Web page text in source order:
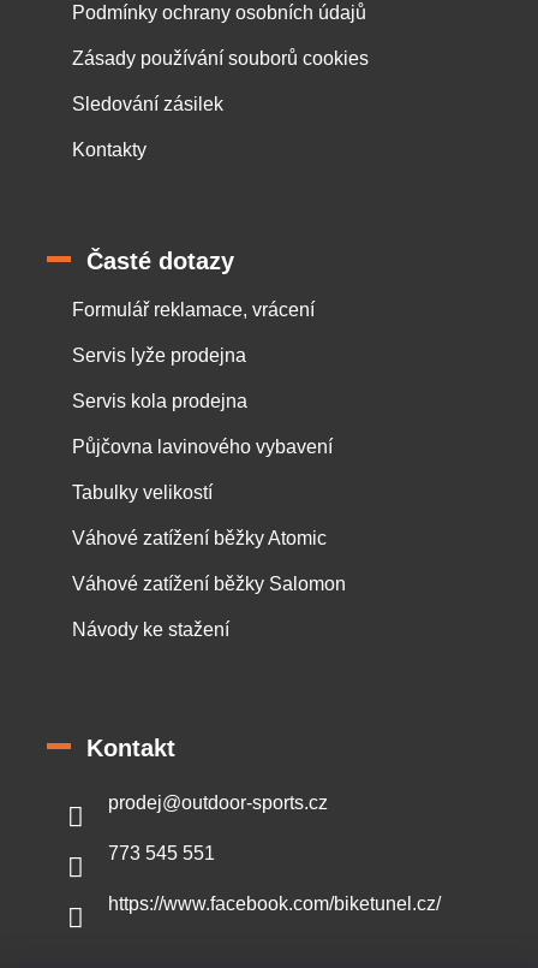
Podmínky ochrany osobních údajů
Zásady používání souborů cookies
Sledování zásilek
Kontakty
Časté dotazy
Formulář reklamace, vrácení
Servis lyže prodejna
Servis kola prodejna
Půjčovna lavinového vybavení
Tabulky velikostí
Váhové zatížení běžky Atomic
Váhové zatížení běžky Salomon
Návody ke stažení
Kontakt
prodej@outdoor-sports.cz
773 545 551
https://www.facebook.com/biketunel.cz/